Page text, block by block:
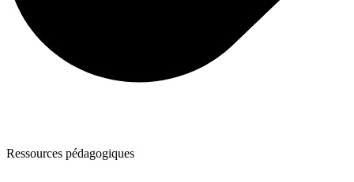
Ressources pédagogiques